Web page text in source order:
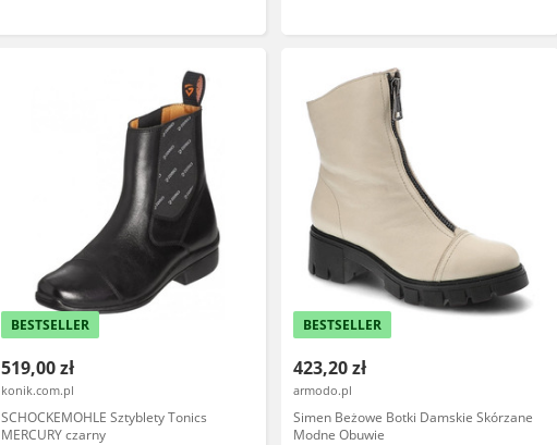
BESTSELLER
519,00 zł
konik.com.pl
SCHOCKEMOHLE Sztyblety Tonics
MERCURY czarny
BESTSELLER
423,20 zł
armodo.pl
Simen Beżowe Botki Damskie Skórzane
Modne Obuwie